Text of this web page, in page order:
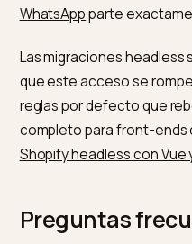
van juntos: el primero
producto JSON-LD en
registros de servidor
realmente la tienda y
tienda bien abierta a
vigilancia y comprobar
bloqueado, Nivk.com